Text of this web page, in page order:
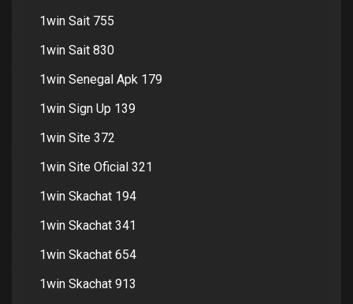
1win Sait 755
1win Sait 830
1win Senegal Apk 179
1win Sign Up 139
1win Site 372
1win Site Oficial 321
1win Skachat 194
1win Skachat 341
1win Skachat 654
1win Skachat 913